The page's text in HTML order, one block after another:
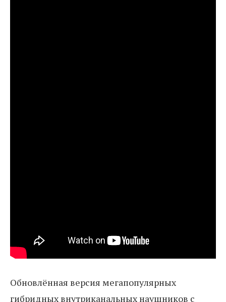
Обновлённая версия мегапопулярных
гибридных внутриканальных наушников с